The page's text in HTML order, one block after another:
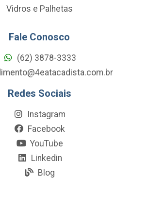
Vidros e Palhetas
Fale Conosco
(62) 3878-3333
Redes Sociais
Instagram
Facebook
YouTube
Linkedin
Blog